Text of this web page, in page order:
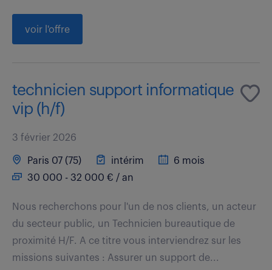
voir l'offre
technicien support informatique
vip (h/f)
3 février 2026
Paris 07 (75) intérim
6 mois
30 000 - 32 000 € / an
Nous recherchons pour l'un de nos clients, un acteur
du secteur public, un Technicien bureautique de
proximité H/F. A ce titre vous interviendrez sur les
missions suivantes : Assurer un support de...